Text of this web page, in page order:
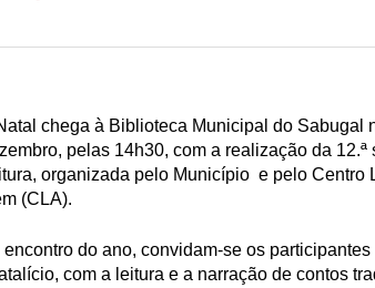
chega à Biblioteca Municipal do Sabugal
pelas 14h30, com a realização da 12.ª
organizada pelo Município e pelo Centro
(CLA).
encontro do ano, convidam-se os participantes
com a leitura e a narração de contos